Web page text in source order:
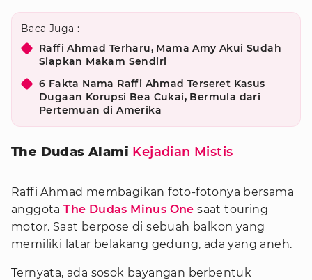
Baca Juga :
Raffi Ahmad Terharu, Mama Amy Akui Sudah
Siapkan Makam Sendiri
6 Fakta Nama Raffi Ahmad Terseret Kasus
Dugaan Korupsi Bea Cukai, Bermula dari
Pertemuan di Amerika
The Dudas Alami Kejadian Mistis
Raffi Ahmad membagikan foto-fotonya bersama
anggotaThe Dudas Minus One saat touring
motor. Saat berpose di sebuah balkon yang
memiliki latar belakang gedung, ada yang aneh.
Ternyata, ada sosok bayangan berbentuk